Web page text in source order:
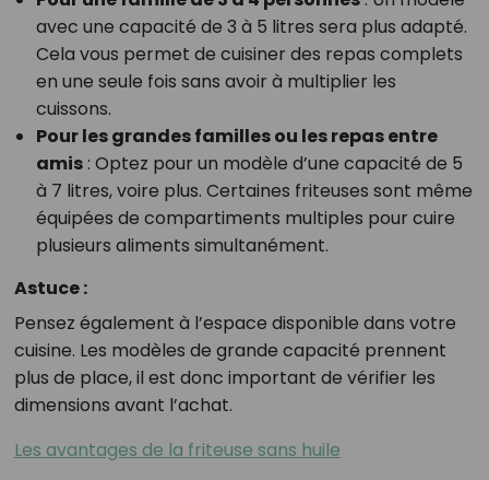
avec une capacité de 3 à 5 litres sera plus adapté.
Cela vous permet de cuisiner des repas complets
en une seule fois sans avoir à multiplier les
cuissons.
Pour les grandes familles ou les repas entre
amis: Optez pour un modèle d’une capacité de 5
à 7 litres, voire plus. Certaines friteuses sont même
équipées de compartiments multiples pour cuire
plusieurs aliments simultanément.
Astuce :
Pensez également à l’espace disponible dans votre
cuisine. Les modèles de grande capacité prennent
plus de place, il est donc important de vérifier les
dimensions avant l’achat.
Les avantages de la friteuse sans huile